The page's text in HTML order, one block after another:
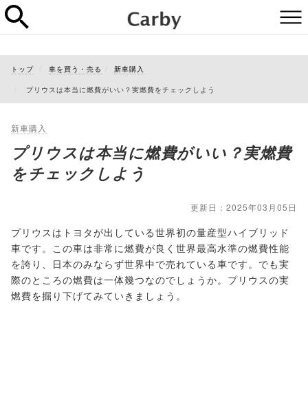
トップ 車を買う・売る 新車購入
プリウスは本当に燃費がいい？実燃費をチェックしよう
新車購入
プリウスは本当に燃費がいい？実燃費
をチェックしよう
更新日：2025年03月05日
プリウスはトヨタが出している世界初の量産型ハイブリッド
車です。この車は非常に燃費が良く世界最高水準の燃費性能
を誇り、日本のみならず世界中で売れている車です。でも実
際のところの燃費は一体幾つなのでしょうか。プリウスの実
燃費を掘り下げてみていきましょう。